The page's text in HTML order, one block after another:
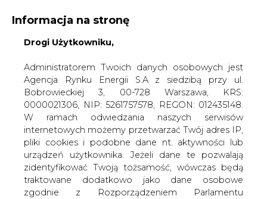
KONTAKT:
WYDAWCA PORTALU:
WYSOKI KONTRAST WIELKOŚĆ TEKSTU A A
ZALOGUJ SIĘ
Informacja na stronę
Drogi Użytkowniku,
Administratorem Twoich danych osobowych jest
Agencja Rynku Energii S.A z siedzibą przy ul.
Bobrowieckiej 3, 00-728 Warszawa, KRS:
0000021306, NIP: 5261757578, REGON: 012435148.
W ramach odwiedzania naszych serwisów
internetowych możemy przetwarzać Twój adres IP,
pliki cookies i podobne dane nt. aktywności lub
urządzeń użytkownika. Jeżeli dane te pozwalają
zidentyfikować Twoją tożsamość, wówczas będą
traktowane dodatkowo jako dane osobowe
zgodnie z Rozporządzeniem Parlamentu